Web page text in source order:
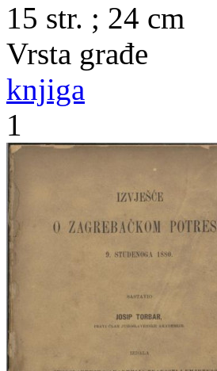
15 str. ; 24 cm
Vrsta građe
knjiga
1